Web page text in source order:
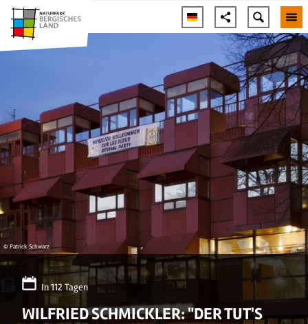
© Patrick Schwarz
In 112 Tagen
WILFRIED SCHMICKLER: "DER TUT'S